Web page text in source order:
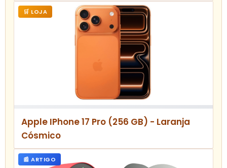
🛒 LOJA
Apple IPhone 17 Pro (256 GB) - Laranja
Cósmico
📰 ARTIGO